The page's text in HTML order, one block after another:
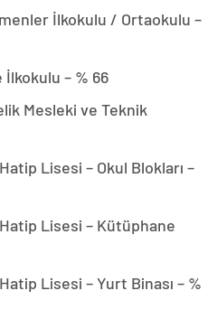
İlkokulu / Ortaokulu –
– % 66
Mesleki ve Teknik
Lisesi – Okul Blokları –
Lisesi – Kütüphane
Lisesi – Yurt Binası – %